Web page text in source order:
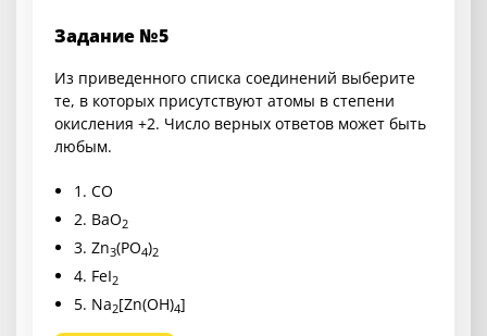
Задание №5
Из приведенного списка соединений выберите
те, в которых присутствуют атомы в степени
окисления +2. Число верных ответов может быть
любым.
1. CO
2. BaO2
3. Zn3(PO4)2
4. FeI2
5. Na2[Zn(OH)4]